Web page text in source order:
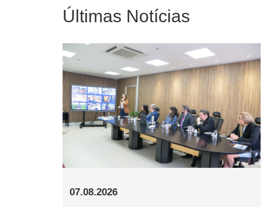
Últimas Notícias
07.08.2026